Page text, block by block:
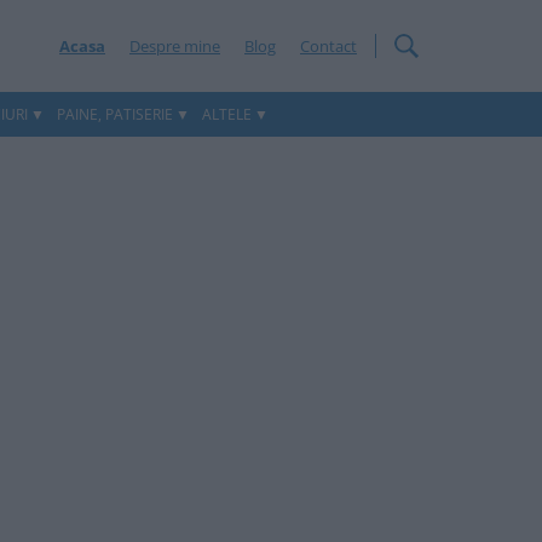
Acasa Despre mine Blog Contact
PAINE, PATISERIE ALTELE